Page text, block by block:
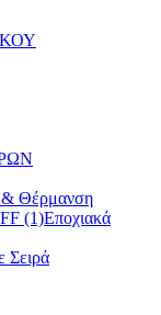
Θέρμανση
Εποχιακά
Σειρά